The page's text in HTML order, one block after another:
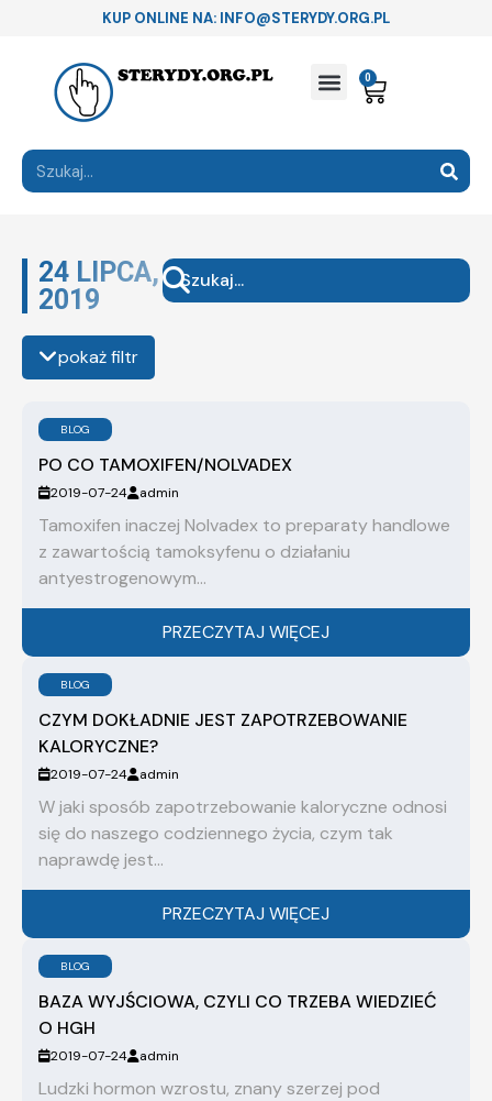
KUP ONLINE NA: INFO@STERYDY.ORG.PL
0
24 LIPCA,
2019
pokaż filtr
BLOG
PO CO TAMOXIFEN/NOLVADEX
2019-07-24 admin
Tamoxifen inaczej Nolvadex to preparaty handlowe
z zawartością tamoksyfenu o działaniu
antyestrogenowym...
PRZECZYTAJ WIĘCEJ
BLOG
CZYM DOKŁADNIE JEST ZAPOTRZEBOWANIE
KALORYCZNE?
2019-07-24 admin
W jaki sposób zapotrzebowanie kaloryczne odnosi
się do naszego codziennego życia, czym tak
naprawdę jest...
PRZECZYTAJ WIĘCEJ
BLOG
BAZA WYJŚCIOWA, CZYLI CO TRZEBA WIEDZIEĆ
O HGH
2019-07-24 admin
Ludzki hormon wzrostu, znany szerzej pod